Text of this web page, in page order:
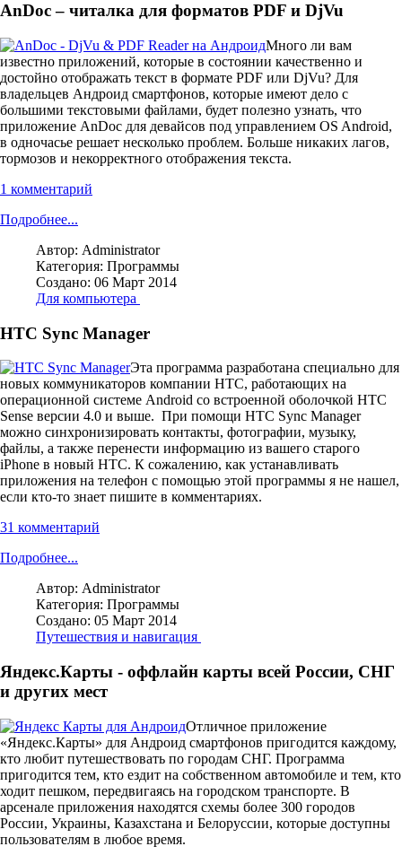
AnDoc – читалка для форматов PDF и DjVu
Много ли вам
известно приложений, которые в состоянии качественно и
достойно отображать текст в формате PDF или DjVu? Для
владельцев Андроид смартфонов, которые имеют дело с
большими текстовыми файлами, будет полезно узнать, что
приложение AnDoc для девайсов под управлением OS Android,
в одночасье решает несколько проблем. Больше никаких лагов,
тормозов и некорректного отображения текста.
1 комментарий
Подробнее...
Автор: Administrator
Категория: Программы
Создано: 06 Март 2014
Для компьютера
HTC Sync Manager
Эта программа разработана специально для
новых коммуникаторов компании HTC, работающих на
операционной системе Android со встроенной оболочкой HTC
Sense версии 4.0 и выше. При помощи HTC Sync Manager
можно синхронизировать контакты, фотографии, музыку,
файлы, а также перенести информацию из вашего старого
iPhone в новый HTC. К сожалению, как устанавливать
приложения на телефон с помощью этой программы я не нашел,
если кто-то знает пишите в комментариях.
31 комментарий
Подробнее...
Автор: Administrator
Категория: Программы
Создано: 05 Март 2014
Путешествия и навигация
Яндекс.Карты - оффлайн карты всей России, СНГ
и других мест
Отличное приложение
«Яндекс.Карты» для Андроид смартфонов пригодится каждому,
кто любит путешествовать по городам СНГ. Программа
пригодится тем, кто ездит на собственном автомобиле и тем, кто
ходит пешком, передвигаясь на городском транспорте. В
арсенале приложения находятся схемы более 300 городов
России, Украины, Казахстана и Белоруссии, которые доступны
пользователям в любое время.